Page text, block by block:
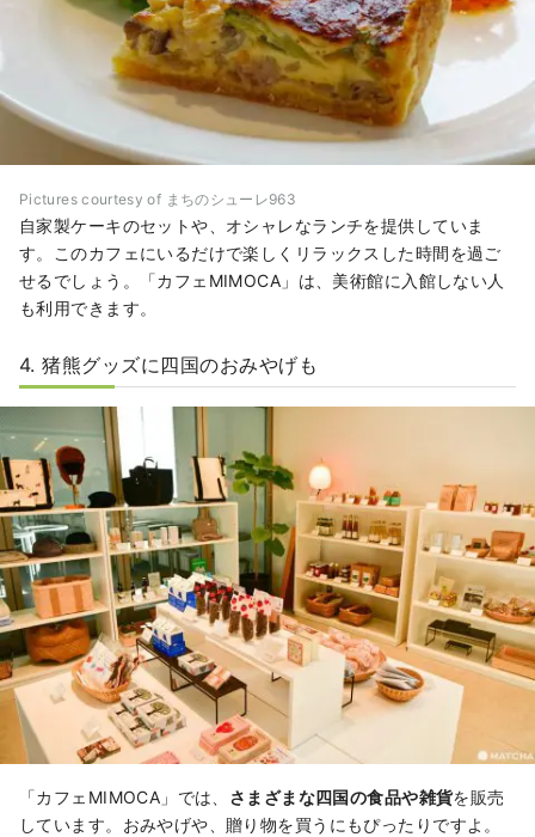
Pictures courtesy of まちのシューレ963
自家製ケーキのセットや、オシャレなランチを提供していま
す。このカフェにいるだけで楽しくリラックスした時間を過ご
せるでしょう。「カフェMIMOCA」は、美術館に入館しない人
も利用できます。
4. 猪熊グッズに四国のおみやげも
「カフェMIMOCA」では、 さまざまな四国の食品や雑貨を販売
しています。おみやげや、贈り物を買うにもぴったりですよ。